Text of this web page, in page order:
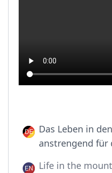
Das Leben in
anstrengend für
Life in the